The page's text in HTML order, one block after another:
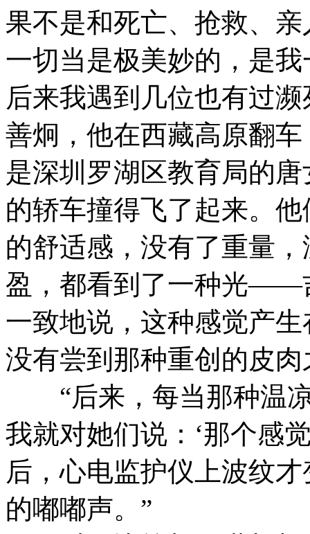
果不是和死亡、抢救、
一切当是极美妙的，是
后来我遇到几位也有过
善炯，他在西藏高原翻
是深圳罗湖区教育局的
的轿车撞得飞了起来。
的舒适感，没有了重量
盈，都看到了一种光——
一致地说，这种感觉产
没有尝到那种重创的皮肉
“后来，每当那种温凉
我就对她们说：‘那个感
后，心电监护仪上波纹
的嘟嘟声。”